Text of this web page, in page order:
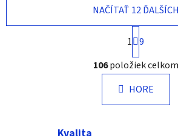
O
v
l
á
d
NAČÍTAŤ 12 ĎALŠÍCH
S
t
r
á
n
k
1 9
106položiek celkom
HORE